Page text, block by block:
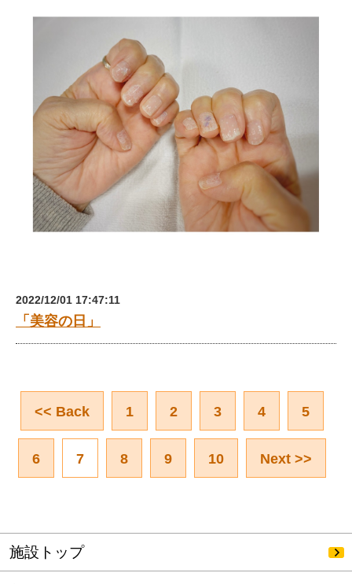
2022/12/01 17:47:11
「美容の日」
<< Back 1 2 3 4 5
6 7 8 9 10 Next >>
施設トップ